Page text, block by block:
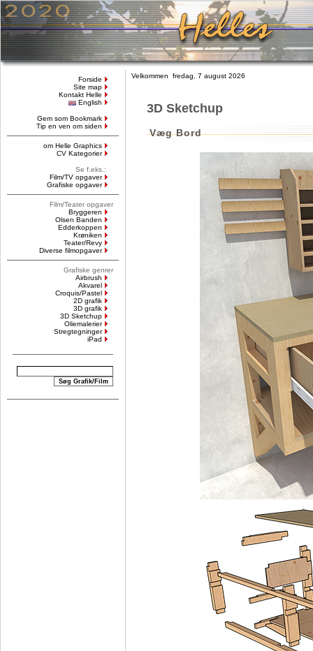
Forside
Site map
Kontakt Helle
English
Gem som Bookmark
Tip en ven om siden
om Helle Graphics
CV Kategorier
Se f.eks.:
Film/TV opgaver
Grafiske opgaver
Film/Teater opgaver
Bryggeren
Olsen Banden
Edderkoppen
Krøniken
Teater/Revy
Diverse filmopgaver
Grafiske genrer
Airbrush
Akvarel
Croquis/Pastel
2D grafik
3D grafik
3D Sketchup
Oliemalerier
Stregtegninger
iPad
Velkommen fredag, 7 august 2026
3D Sketchup
Væg Bord